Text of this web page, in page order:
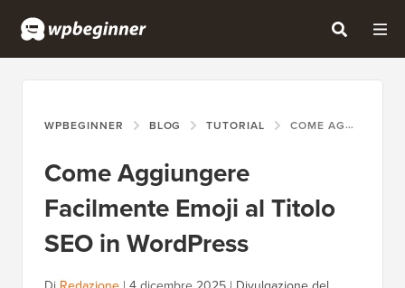
WPBEGINNER BLOG TUTORIAL COME AGGIUNGERE FACILMENTE EMOJI AL TITOLO SEO IN WORDPRESS
Come Aggiungere
Facilmente Emoji al Titolo
SEO in WordPress